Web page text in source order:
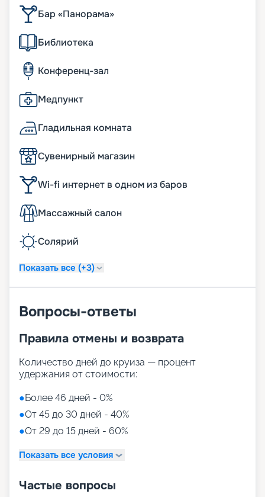
Бар «Панорама»
Библиотека
Конференц-зал
Медпункт
Гладильная комната
Сувенирный магазин
Wi-fi интернет в одном из баров
Массажный салон
Солярий
Показать все (+3)
Вопросы-ответы
Правила отмены и возврата
Количество дней до круиза — процент
удержания от стоимости:
●Более 46 дней - 0%
●От 45 до 30 дней - 40%
●От 29 до 15 дней - 60%
Показать все условия
Частые вопросы